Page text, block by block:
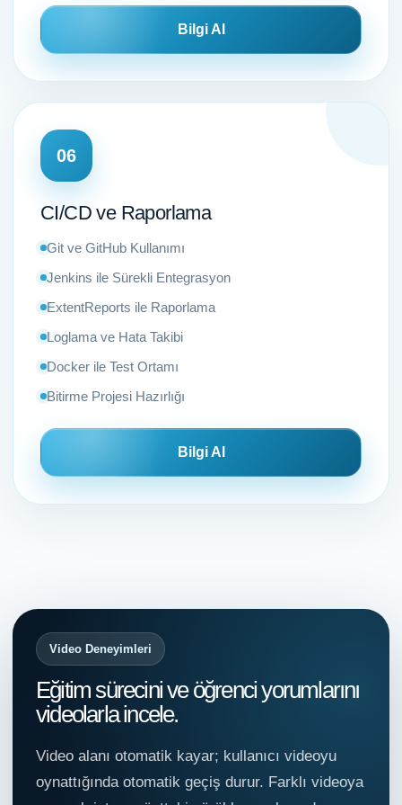
Bilgi Al
06
CI/CD ve Raporlama
Git ve GitHub Kullanımı
Jenkins ile Sürekli Entegrasyon
ExtentReports ile Raporlama
Loglama ve Hata Takibi
Docker ile Test Ortamı
Bitirme Projesi Hazırlığı
Bilgi Al
Video Deneyimleri
Eğitim sürecini ve öğrenci yorumlarını
videolarla incele.
Video alanı otomatik kayar; kullanıcı videoyu
oynattığında otomatik geçiş durur. Farklı videoya